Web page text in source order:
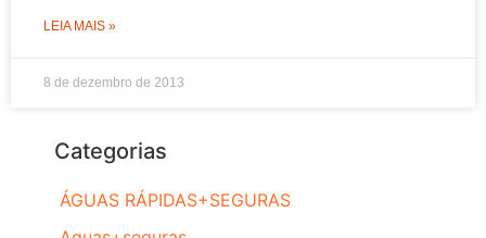
LEIA MAIS »
8 de dezembro de 2013
Categorias
ÁGUAS RÁPIDAS+SEGURAS